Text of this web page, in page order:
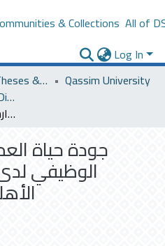
& Collections All of
Log In
Saudi Universities Theses & Dissertations
Qassim University
Postgraduate Theses & Dissertations
جودة حياة العمل وعلاقتها بالأداء الوظيفي لدى معلمات المدارس الأهلية بمنطقة القصيم
جودة حياة
الوظيفي